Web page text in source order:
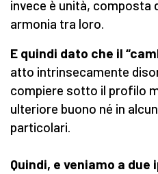
invece è unità, composta
armonia tra loro.
E quindi dato che il
atto intrinsecamente
compiere sotto il profilo
ulteriore buono né in
particolari.
Quindi, e veniamo a